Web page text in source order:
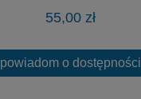
55,00 zł
powiadom o dostępności